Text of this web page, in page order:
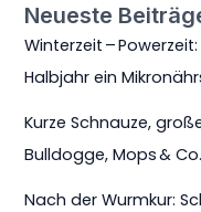
Neueste
Winterzeit –
Halbjahr ein
Kurze Schnauze,
Bulldogge, Mops & Co.
Nach der Wurmkur: